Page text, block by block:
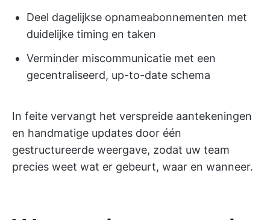
Deel dagelijkse opnameabonnementen met
duidelijke timing en taken
Verminder miscommunicatie met een
gecentraliseerd, up-to-date schema
In feite vervangt het verspreide aantekeningen
en handmatige updates door één
gestructureerde weergave, zodat uw team
precies weet wat er gebeurt, waar en wanneer.